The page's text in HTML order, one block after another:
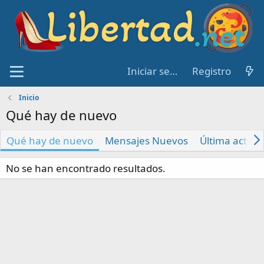
Iniciar sesión Registro
Inicio
Qué hay de nuevo
Qué hay de nuevo Mensajes Nuevos Última
No se han encontrado resultados.